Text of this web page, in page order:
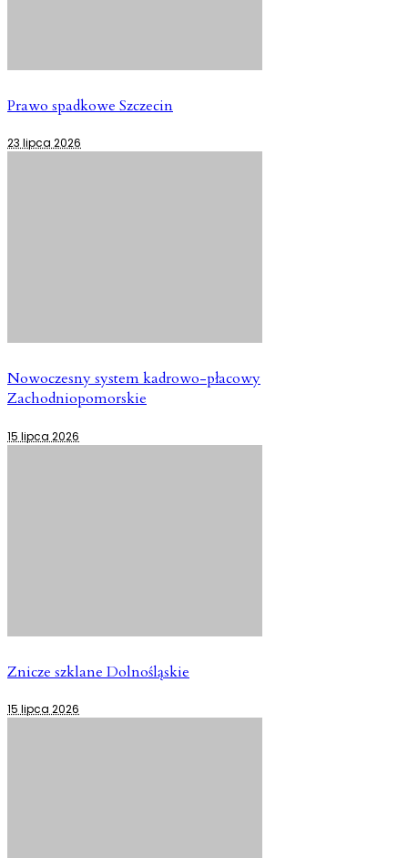
Prawo spadkowe Szczecin
23 lipca 2026
Nowoczesny system kadrowo-płacowy
Zachodniopomorskie
15 lipca 2026
Znicze szklane Dolnośląskie
15 lipca 2026